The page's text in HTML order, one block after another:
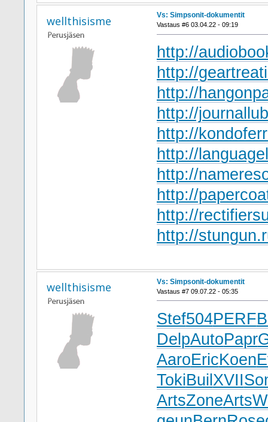
wellthisisme Vs: Simpsonit-dokumentit
Vastaus #6 03.04.22 - 09:19
http://
http://
http://
http://
http://
http://
http://
http://
http://
http://
wellthisisme Vs: Simpsonit-dokumentit
Vastaus #7 09.07.22 - 05:35
Stef504PERF
DelpAutoPapr
AaroEricKoen
TokiBuil XVII
ArtsZoneArts